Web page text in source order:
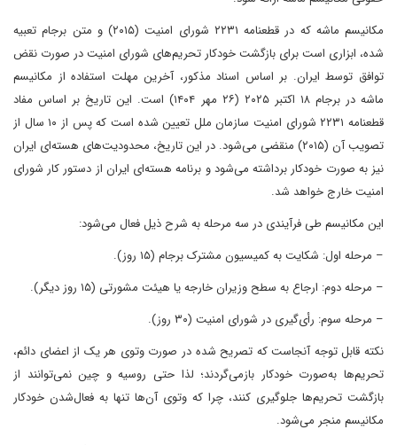
مکانیسم ماشه که در قطعنامه ۲۲۳۱ شورای امنیت (۲۰۱۵) و متن برجام تعبیه
شده، ابزاری است برای بازگشت خودکار تحریم‌های شورای امنیت در صورت نقض
توافق توسط ایران. بر اساس اسناد مذکور، آخرین مهلت استفاده از مکانیسم
ماشه در برجام ۱۸ اکتبر ۲۰۲۵ (۲۶ مهر ۱۴۰۴) است. این تاریخ بر اساس مفاد
قطعنامه ۲۲۳۱ شورای امنیت سازمان ملل تعیین شده است که پس از ۱۰ سال از
تصویب آن (۲۰۱۵) منقضی می‌شود. در این تاریخ، محدودیت‌های هسته‌ای ایران
نیز به صورت خودکار برداشته می‌شود و برنامه هسته‌ای ایران از دستور کار شورای
امنیت خارج خواهد شد.
این مکانیسم طی فرآیندی در سه مرحله به شرح ذیل فعال می‌شود:
– مرحله اول: شکایت به کمیسیون مشترک برجام (۱۵ روز).
– مرحله دوم: ارجاع به سطح وزیران خارجه یا هیئت مشورتی (۱۵ روز دیگر).
– مرحله سوم: رأی‌گیری در شورای امنیت (۳۰ روز).
نکته قابل توجه آنجاست که تصریح شده در صورت وتوی هر یک از اعضای دائم،
تحریم‌ها به‌صورت خودکار بازمی‌گردند؛ لذا حتی روسیه و چین نمی‌توانند از
بازگشت تحریم‌ها جلوگیری کنند، چرا که وتوی آن‌ها تنها به فعال‌شدن خودکار
مکانیسم منجر می‌شود.